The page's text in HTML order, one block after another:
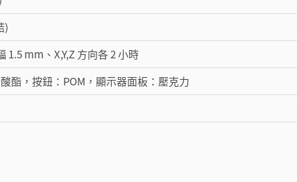
)
1.5 mm、X,Y,Z 方向各 2 小時
酯，按鈕：POM，顯示器面板：壓克力